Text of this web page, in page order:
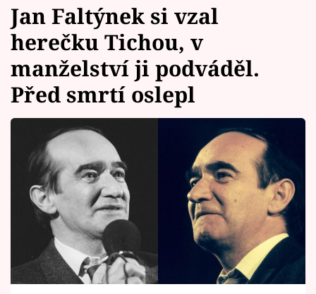
Témata
Celebrity
Vztahy
Seriály
Horoskopy
Sledujte prima+
Filmový festival Karlovy Vary
Jan Faltýnek si vzal
herečku Tichou, v
manželství ji podváděl.
Před smrtí oslepl